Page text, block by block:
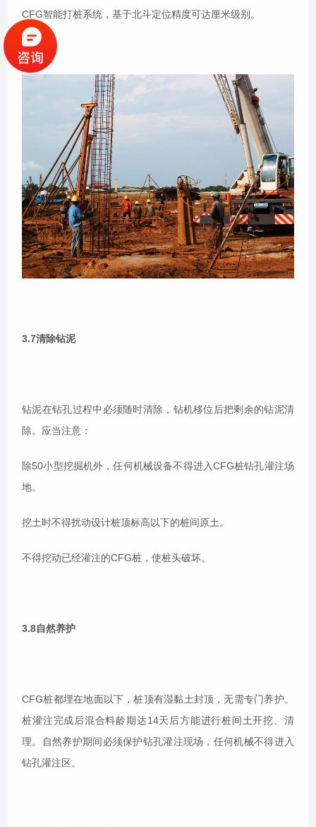
CFG智能打桩系统，基于北斗定位精度可达厘米级别。
3.7清除钻泥
钻泥在钻孔过程中必须随时清除，钻机移位后把剩余的钻泥清
除。应当注意：
除50小型挖掘机外，任何机械设备不得进入CFG桩钻孔灌注场
地。
挖土时不得扰动设计桩顶标高以下的桩间原土。
不得挖动已经灌注的CFG桩，使桩头破坏。
3.8自然养护
CFG桩都埋在地面以下，桩顶有湿黏土封顶，无需专门养护。
桩灌注完成后混合料龄期达14天后方能进行桩间土开挖、清
理。自然养护期间必须保护钻孔灌注现场，任何机械不得进入
钻孔灌注区。